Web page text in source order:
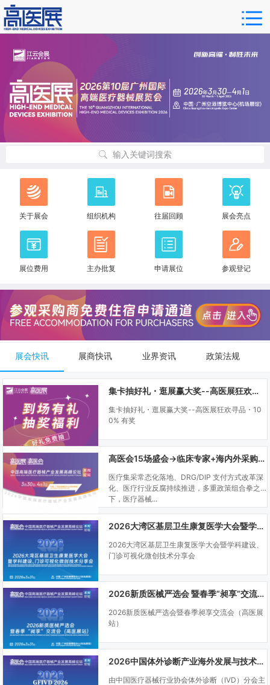
输入关键词搜索
关于展会 组织机构 往届回顾 展会亮点
展位费用 主办批复 申请展位 参观登记
展会快讯 展商快讯 业界资讯 政策法规
集卡抽好礼・逛展赢大奖--高医展狂欢寻品・100% 有奖
集卡抽好礼・逛展赢大奖--高医展狂欢寻品・10
0% 有奖
高医会15场盛会→临床专家+海内外采购商双向对接
医疗集采常态化落地、DRG/DIP 支付方式改革深
化、医疗行业反腐持续推进，多重政策组合拳之
下，医疗器械...
2026大湾区基层卫生康复医学大会暨学科建设、门诊可视化微创技术分享会
2026大湾区基层卫生康复医学大会暨学科建设、
门诊可视化微创技术分享会
2026新质医械严选会 暨春季“昶享”交流会（高医展站）
2026新质医械严选会暨春季昶享交流会（高医展
站）
2026中国体外诊断产业海外发展与技术创新大会
由中国医疗器械行业协会体外诊断（IVD）分会主